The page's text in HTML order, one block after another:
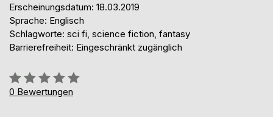
Erscheinungsdatum: 18.03.2019
Sprache: Englisch
Schlagworte: sci fi, science fiction, fantasy
Barrierefreiheit: Eingeschränkt zugänglich
Bewertung::
0%
0 Bewertungen